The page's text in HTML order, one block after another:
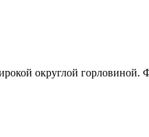
округлой